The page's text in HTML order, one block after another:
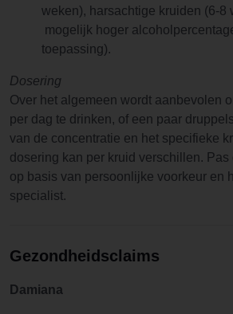
weken), harsachtige kruiden (6-8
mogelijk hoger
toepassing).
Dosering
Over het algemeen wordt aanbevolen
per dag te drinken, of een paar
van de concentratie en het specifieke
dosering kan per kruid verschillen.
op basis van persoonlijke voorkeur en
specialist.
Gezondheidsclaims
Damiana